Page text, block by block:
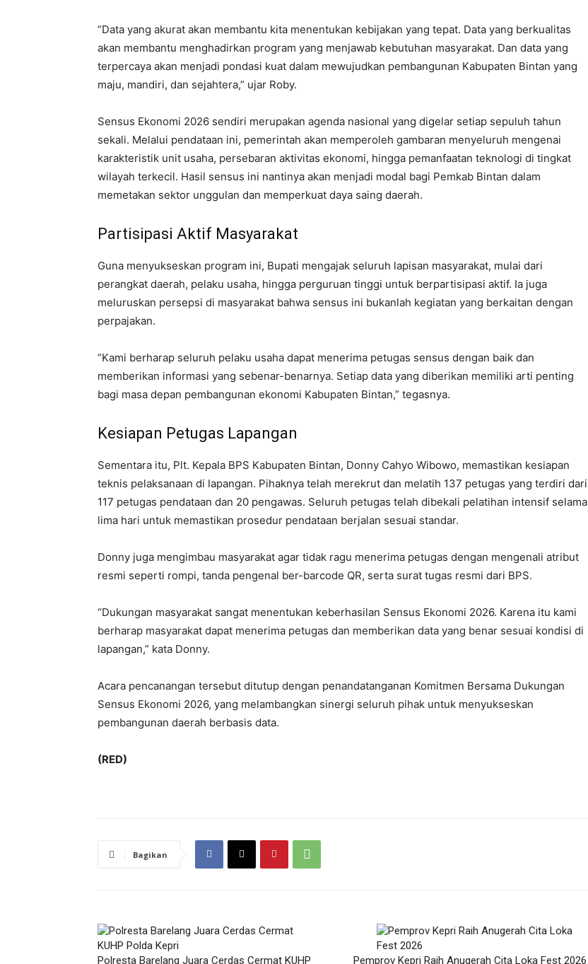
“Data yang akurat akan membantu kita menentukan kebijakan yang tepat. Data yang berkualitas
akan membantu menghadirkan program yang menjawab kebutuhan masyarakat. Dan data yang
terpercaya akan menjadi pondasi kuat dalam mewujudkan pembangunan Kabupaten Bintan yang
maju, mandiri, dan sejahtera,” ujar Roby.
Sensus Ekonomi 2026 sendiri merupakan agenda nasional yang digelar setiap sepuluh tahun
sekali. Melalui pendataan ini, pemerintah akan memperoleh gambaran menyeluruh mengenai
karakteristik unit usaha, persebaran aktivitas ekonomi, hingga pemanfaatan teknologi di tingkat
wilayah terkecil. Hasil sensus ini nantinya akan menjadi modal bagi Pemkab Bintan dalam
memetakan sektor unggulan dan memperkuat daya saing daerah.
Partisipasi Aktif Masyarakat
Guna menyukseskan program ini, Bupati mengajak seluruh lapisan masyarakat, mulai dari
perangkat daerah, pelaku usaha, hingga perguruan tinggi untuk berpartisipasi aktif. Ia juga
meluruskan persepsi di masyarakat bahwa sensus ini bukanlah kegiatan yang berkaitan dengan
perpajakan.
“Kami berharap seluruh pelaku usaha dapat menerima petugas sensus dengan baik dan
memberikan informasi yang sebenar-benarnya. Setiap data yang diberikan memiliki arti penting
bagi masa depan pembangunan ekonomi Kabupaten Bintan,” tegasnya.
Kesiapan Petugas Lapangan
Sementara itu, Plt. Kepala BPS Kabupaten Bintan, Donny Cahyo Wibowo, memastikan kesiapan
teknis pelaksanaan di lapangan. Pihaknya telah merekrut dan melatih 137 petugas yang terdiri dari
117 petugas pendataan dan 20 pengawas. Seluruh petugas telah dibekali pelatihan intensif selama
lima hari untuk memastikan prosedur pendataan berjalan sesuai standar.
Donny juga mengimbau masyarakat agar tidak ragu menerima petugas dengan mengenali atribut
resmi seperti rompi, tanda pengenal ber-barcode QR, serta surat tugas resmi dari BPS.
“Dukungan masyarakat sangat menentukan keberhasilan Sensus Ekonomi 2026. Karena itu kami
berharap masyarakat dapat menerima petugas dan memberikan data yang benar sesuai kondisi di
lapangan,” kata Donny.
Acara pencanangan tersebut ditutup dengan penandatanganan Komitmen Bersama Dukungan
Sensus Ekonomi 2026, yang melambangkan sinergi seluruh pihak untuk menyukseskan
pembangunan daerah berbasis data.
(RED)
Bagikan
Polresta Barelang Juara Cerdas Cermat KUHP Pemprov Kepri Raih Anugerah Cita Loka Fest 2026